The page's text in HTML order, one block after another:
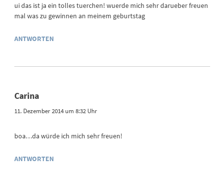
ui das ist ja ein tolles tuerchen! wuerde mich sehr darueber freuen
mal was zu gewinnen an meinem geburtstag
ANTWORTEN
Carina
11. Dezember 2014 um 8:32 Uhr
boa…da würde ich mich sehr freuen!
ANTWORTEN